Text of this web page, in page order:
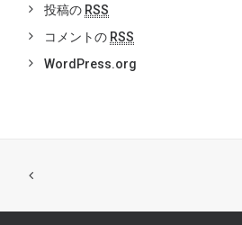
投稿の RSS
コメントの RSS
WordPress.org